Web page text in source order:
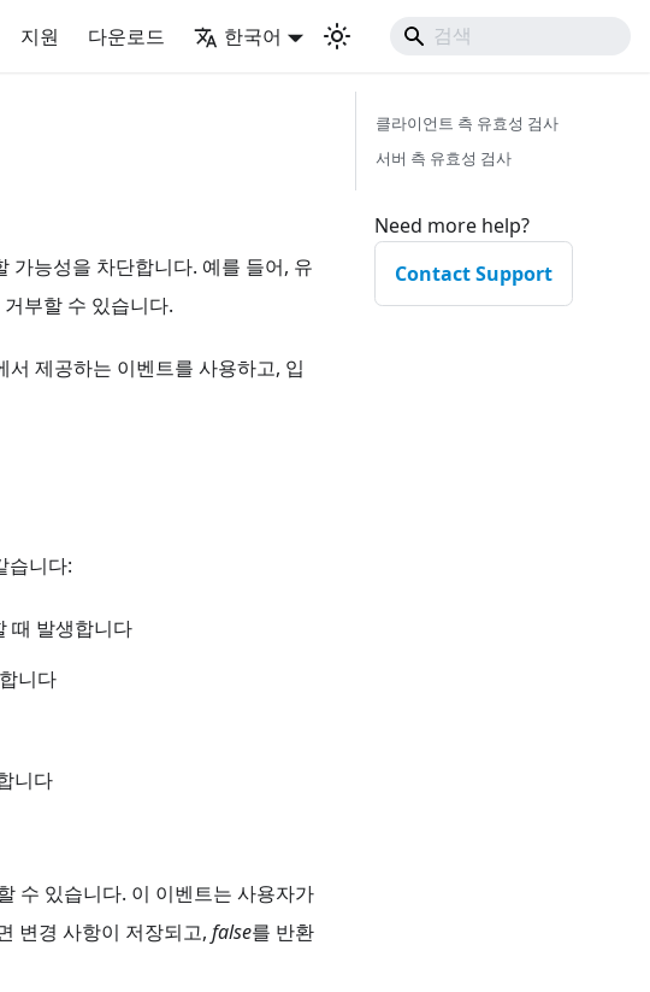
지원 다운로드 한국어
가능성을 차단합니다. 예를 들어, 유
부할 수 있습니다.
서 제공하는 이벤트를 사용하고, 입
습니다:
때 발생합니다
니다
니다
수 있습니다. 이 이벤트는 사용자가
변경 사항이 저장되고, false를 반환
클라이언트 측 유효성 검사
서버 측 유효성 검사
Need more help?
Contact Support